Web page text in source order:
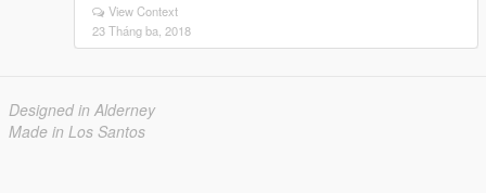
View Context
23 Tháng ba, 2018
Designed in Alderney
Made in Los Santos